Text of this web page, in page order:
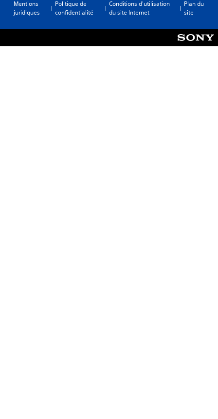
Mentions
juridiques
Politique de
confidentialité
Conditions d'utilisation
du site Internet
Plan du
site